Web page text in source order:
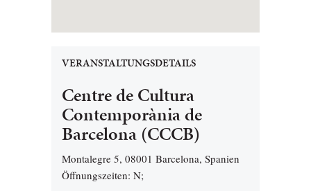
VERANSTALTUNGSDETAILS
Centre de Cultura
Contemporània de
Barcelona (CCCB)
Montalegre 5, 08001 Barcelona, Spanien
Öffnungszeiten: N;